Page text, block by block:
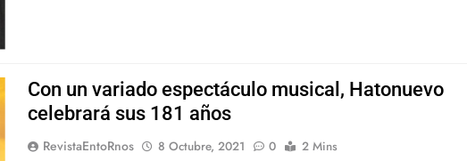
Con un variado espectáculo musical, Hatonuevo
celebrará sus 181 años
RevistaEntoRnos 8 Octubre, 2021 0
2 Mins